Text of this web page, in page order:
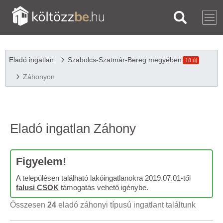
Eladó ingatlan Szabolcs-Szatmár-Bereg megyében 18 új
Záhonyon
Eladó ingatlan Záhony
Figyelem!
A településen található lakóingatlanokra 2019.07.01-től
falusi CSOK támogatás vehető igénybe.
Összesen 24 eladó záhonyi típusú ingatlant találtunk